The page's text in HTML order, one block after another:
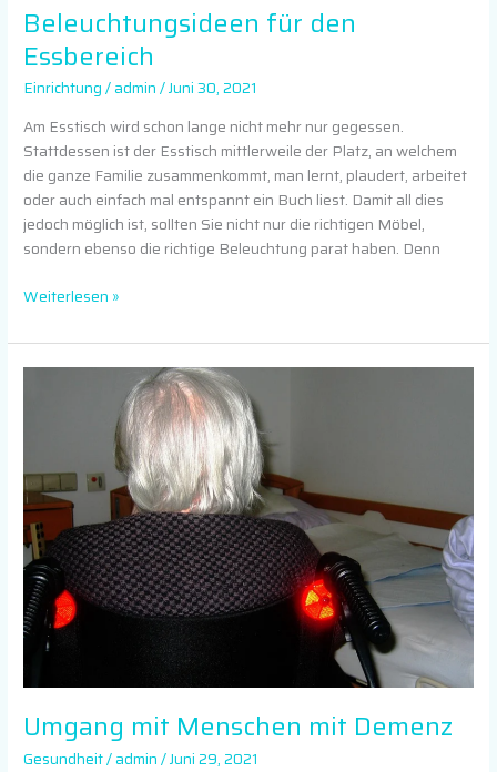
Beleuchtungsideen für den
Essbereich
Einrichtung/admin/Juni 30, 2021
Am Esstisch wird schon lange nicht mehr nur gegessen.
Stattdessen ist der Esstisch mittlerweile der Platz, an welchem
die ganze Familie zusammenkommt, man lernt, plaudert, arbeitet
oder auch einfach mal entspannt ein Buch liest. Damit all dies
jedoch möglich ist, sollten Sie nicht nur die richtigen Möbel,
sondern ebenso die richtige Beleuchtung parat haben. Denn
Weiterlesen »
Umgang mit Menschen mit Demenz
Gesundheit/admin/Juni 29, 2021
Demenz